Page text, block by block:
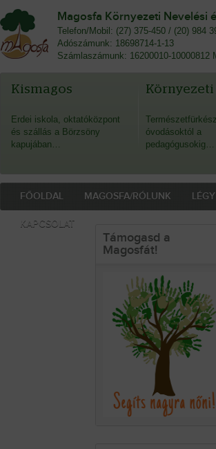
Magosfa Környezeti Nevelési
Telefon/Mobil: (27) 375-450 / (20) 984
Adószámunk: 18698714-1-13
Számlaszámunk: 16200010-10000812
Kismagos
Erdei iskola, oktatóközpont
és szállás a Börzsöny
kapujában…
Környezeti
óvodásoktól a
pedagógusokig…
FŐOLDAL MAGOSFA/RÓLUNK
KAPCSOLAT
Támogasd a
Magosfát!